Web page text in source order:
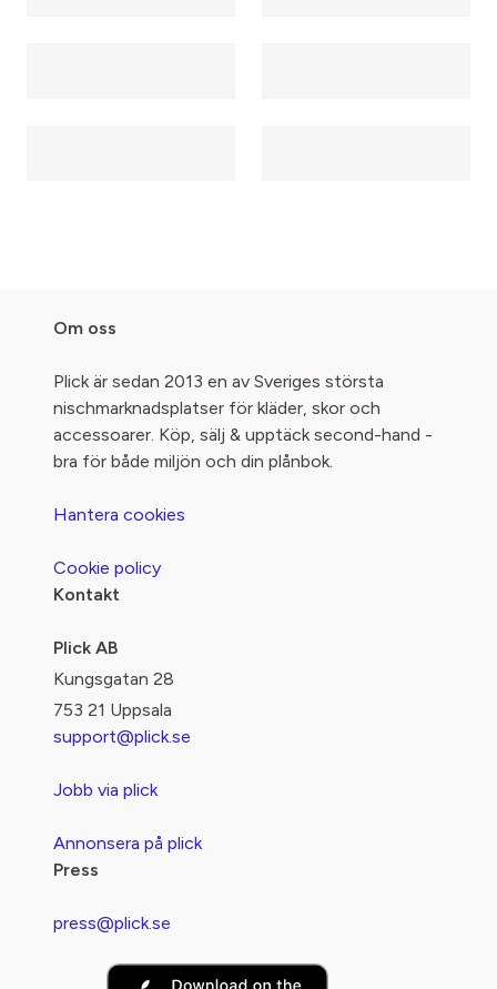
Om oss
Plick är sedan 2013 en av Sveriges största
nischmarknadsplatser för kläder, skor och
accessoarer. Köp, sälj & upptäck second-hand -
bra för både miljön och din plånbok.
Hantera cookies
Cookie policy
Kontakt
Plick AB
Kungsgatan 28
753 21 Uppsala
support@plick.se
Jobb via plick
Annonsera på plick
Press
press@plick.se